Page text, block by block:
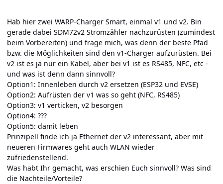
Hab hier zwei WARP-Charger Smart, einmal v1 und v2. Bin
gerade dabei SDM72v2 Stromzähler nachzurüsten (zumindest
beim Vorbereiten) und frage mich, was denn der beste Pfad
bzw. die Möglichkeiten sind den v1-Charger aufzurüsten. Bei
v2 ist es ja nur ein Kabel, aber bei v1 ist es RS485, NFC, etc -
und was ist denn dann sinnvoll?
Option1: Innenleben durch v2 ersetzen (ESP32 und EVSE)
Option2: Aufrüsten der v1 was so geht (NFC, RS485)
Option3: v1 verticken, v2 besorgen
Option4: ???
Option5: damit leben
Prinzipell finde ich ja Ethernet der v2 interessant, aber mit
neueren Firmwares geht auch WLAN wieder
zufriedenstellend.
Was habt Ihr gemacht, was erschien Euch sinnvoll? Was sind
die Nachteile/Vorteile?